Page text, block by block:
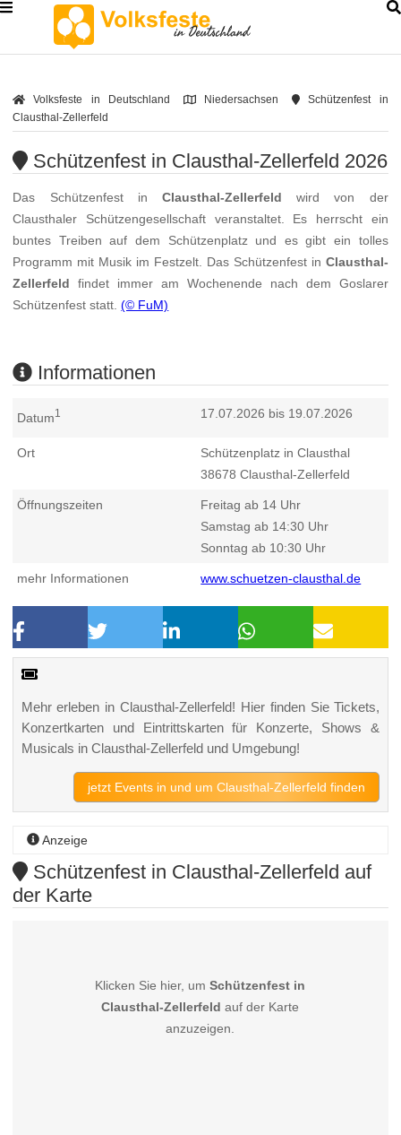
Volksfeste in Deutschland Niedersachsen
Schützenfest in
Clausthal-Zellerfeld
Schützenfest in Clausthal-Zellerfeld 2026
Das Schützenfest in Clausthal-Zellerfeld wird von der
Clausthaler Schützengesellschaft veranstaltet. Es herrscht ein
buntes Treiben auf dem Schützenplatz und es gibt ein tolles
Programm mit Musik im Festzelt. Das Schützenfest in Clausthal-
Zellerfeld findet immer am Wochenende nach dem Goslarer
Schützenfest statt.(© FuM)
Informationen
Datum1 17.07.2026 bis 19.07.2026
Ort
Schützenplatz in Clausthal
38678 Clausthal-Zellerfeld
Öffnungszeiten
Freitag ab 14 Uhr
Samstag ab 14:30 Uhr
Sonntag ab 10:30 Uhr
mehr Informationen www.schuetzen-clausthal.de
Mehr erleben in Clausthal-Zellerfeld! Hier finden Sie Tickets,
Konzertkarten und Eintrittskarten für Konzerte, Shows &
Musicals in Clausthal-Zellerfeld und Umgebung!
jetzt Events in und um Clausthal-Zellerfeld finden
Anzeige
Schützenfest in Clausthal-Zellerfeld auf
der Karte
Klicken Sie hier, umSchützenfest in
Clausthal-Zellerfeld auf der Karte
anzuzeigen.